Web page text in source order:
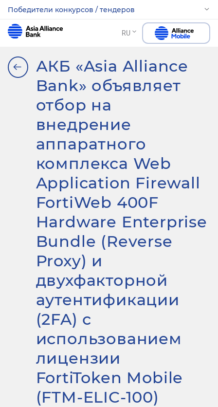
Победители конкурсов / тендеров
RU
АКБ «Asia Alliance
Bank» объявляет
отбор на
внедрение
аппаратного
комплекса Web
Application Firewall
FortiWeb 400F
Hardware Enterprise
Bundle (Reverse
Proxy) и
двухфакторной
аутентификации
(2FA) с
использованием
лицензии
FortiToken Mobile
(FTM-ELIC-100)